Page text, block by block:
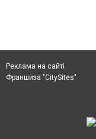
Реклама на сайті
Франшиза "CitySites"